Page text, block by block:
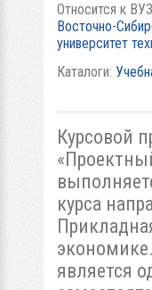
Относится к
Восточно-
университет
Каталоги:
Курсовой
курса
является